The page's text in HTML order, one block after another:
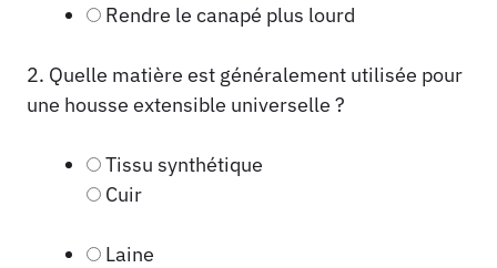
Rendre le canapé plus lourd
2. Quelle matière est généralement utilisée pour
une housse extensible universelle ?
Tissu synthétique
Cuir
Laine